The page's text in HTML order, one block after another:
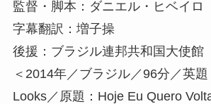
監督・脚本：ダニエル・ヒベイロ
字幕翻訳：増子操
後援：ブラジル連邦共和国大使館
＜2014年／ブラジル／96分／英
Looks／原題：Hoje Eu Quero